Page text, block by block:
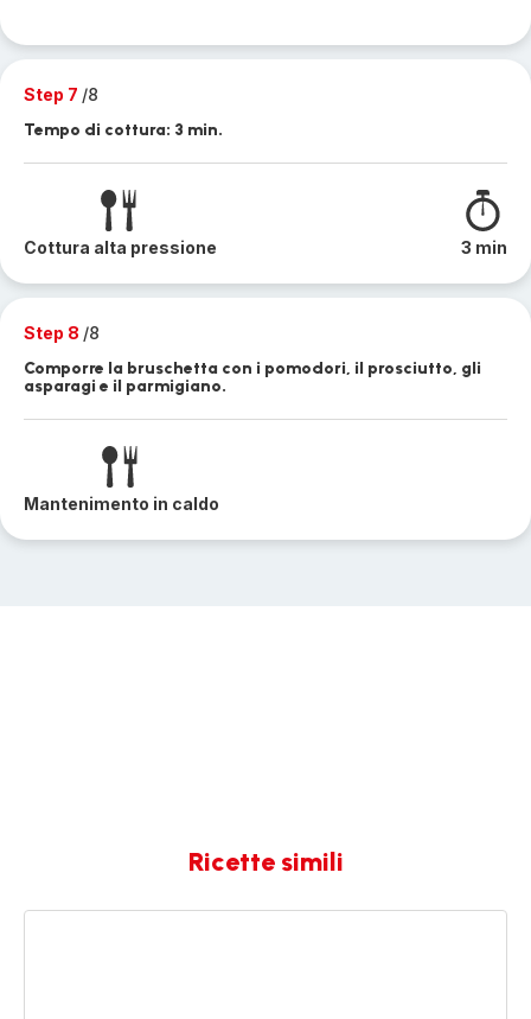
Step 7 /8
Tempo di cottura: 3 min.
Cottura alta pressione 3 min
Step 8 /8
Comporre la bruschetta con i pomodori, il prosciutto, gli
asparagi e il parmigiano.
Mantenimento in caldo
Ricette simili